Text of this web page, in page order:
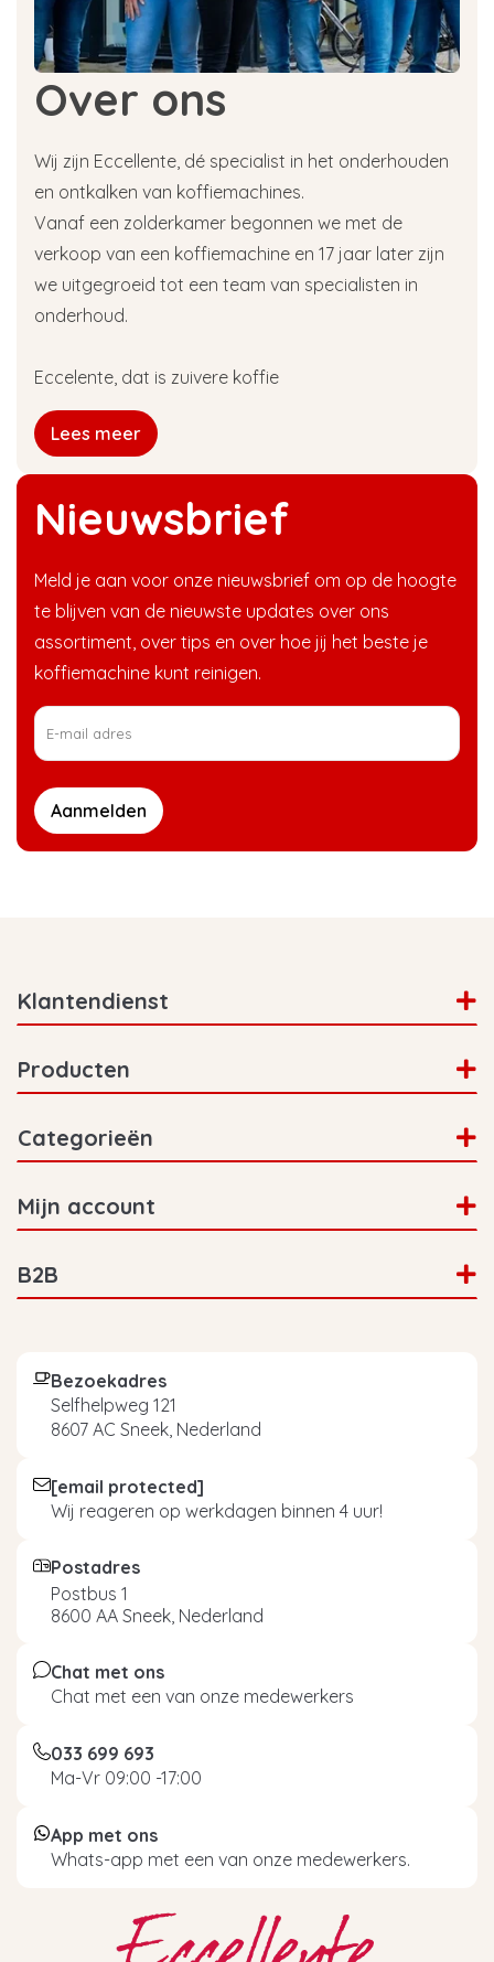
Nieuwsbrief
Meld je aan voor onze nieuwsbrief om op de hoogte
te blijven van de nieuwste updates over ons
assortiment, over tips en over hoe jij het beste je
koffiemachine kunt reinigen.
Aanmelden
Over ons
Wij zijn Eccellente, dé specialist in het onderhouden
en ontkalken van koffiemachines.
Vanaf een zolderkamer begonnen we met de
verkoop van een koffiemachine en 17 jaar later zijn
we uitgegroeid tot een team van specialisten in
onderhoud.
Eccelente, dat is zuivere koffie
Lees meer
Klantendienst
Producten
Categorieën
Mijn account
B2B
Bezoekadres
Selfhelpweg 121
8607 AC Sneek, Nederland
[email protected]
Wij reageren op werkdagen binnen 4 uur!
Postadres
Postbus 1
8600 AA Sneek, Nederland
Chat met ons
Chat met een van onze medewerkers
033 699 693
Ma-Vr 09:00 -17:00
App met ons
Whats-app met een van onze medewerkers.